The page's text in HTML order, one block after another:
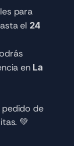
para
el 24
en La
pedido de
💚